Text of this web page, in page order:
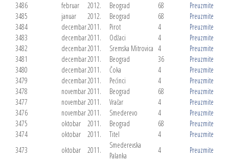
3486
februar 2012. Beograd 68
Preuzmite
3485
januar 2012. Beograd 68
Preuzmite
3484
decembar2011. Pirot 4
Preuzmite
3483
decembar2011. Odžaci 4
Preuzmite
3482
decembar2011. Sremska Mitrovica 4
Preuzmite
3481
decembar2011. Beograd 36
Preuzmite
3480
decembar2011. Čoka 4
Preuzmite
3479
decembar2011. Pećinci 4
Preuzmite
3478
novembar2011. Beograd 68
Preuzmite
3477
novembar2011. Vračar 4
Preuzmite
3476
novembar2011. Smederevo 4
Preuzmite
3475
oktobar 2011. Beograd 68
Preuzmite
3474
oktobar 2011. Titel 4
Preuzmite
3473
oktobar 2011.
Smederevska
Palanka
4
Preuzmite